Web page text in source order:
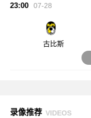
23:00 07-28
古比斯
录像推荐 VIDEOS